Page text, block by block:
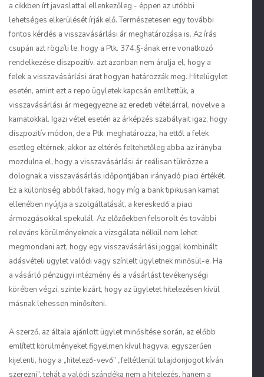
a cikkben írt javaslattal ellenkezőleg - éppen az utóbbi
lehetséges elkerülését írják elő. Természetesen egy további
fontos kérdés a visszavásárlási ár meghatározása is. Az írás
csupán azt rögzíti le, hogy a Ptk. 374.§-ának erre vonatkozó
rendelkezése diszpozitív, azt azonban nem árulja el, hogy a
felek a visszavásárlási árat hogyan határozzák meg. Hitelügylet
esetén, amint ezt a repo ügyletek kapcsán említettük, a
visszavásárlási ár megegyezne az eredeti vételárral, növelve a
kamatokkal. Igazi vétel esetén az árképzés szabályait igaz, hogy
diszpozitív módon, de a Ptk. meghatározza, ha ettől a felek
esetleg eltérnek, akkor az eltérés feltehetőleg abba az irányba
mozdulna el, hogy a visszavásárlási ár reálisan tükrözze a
dolognak a visszavásárlás időpontjában irányadó piaci értékét.
Ez a különbség abból fakad, hogy míg a bank tipikusan kamat
ellenében nyújtja a szolgáltatását, a kereskedő a piaci
ármozgásokkal spekulál. Az előzőekben felsorolt és további
releváns körülményeknek a vizsgálata nélkül nem lehet
megmondani azt, hogy egy visszavásárlási joggal kombinált
adásvételi ügylet valódi vagy színlelt ügyletnek minősül-e. Ha
a vásárló pénzügyi intézmény és a vásárlást tevékenységi
körében végzi, szinte kizárt, hogy az ügyletet hitelezésen kívül
másnak lehessen minősíteni.
A szerző, az általa ajánlott ügylet minősítése során, az előbb
említett körülményeket figyelmen kívül hagyva, egyszerűen
kijelenti, hogy a „hitelező-vevő” „feltétlenül tulajdonjogot kíván
szerezni”, tehát a valódi szándéka nem a hitelezés, hanem a